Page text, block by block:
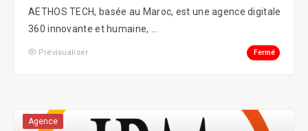
AETHOS TECH, basée au Maroc, est une agence digitale
360 innovante et humaine, ...
Prévisualiser Fermé
Agence